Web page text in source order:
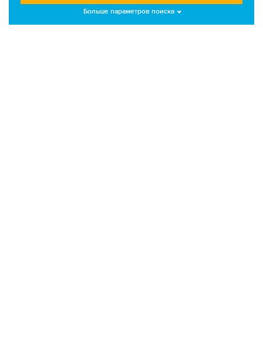
Больше параметров поиска